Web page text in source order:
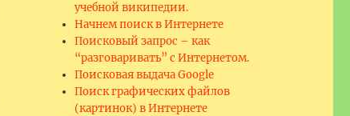
учебной википедии.
Начнем поиск в Интернете
Поисковый запрос – как
“разговаривать” с Интернетом.
Поисковая выдача Google
Поиск графических файлов
(картинок) в Интернете